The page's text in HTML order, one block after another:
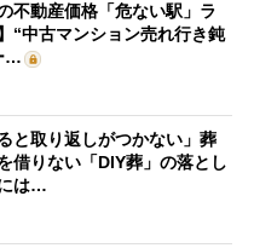
不動産価格「危ない駅」ラ
“中古マンション売れ行き鈍
…
と取り返しがつかない」葬
借りない「DIY葬」の落とし
は…